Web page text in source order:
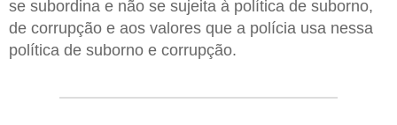
se subordina e não se sujeita à política de suborno,
de corrupção e aos valores que a polícia usa nessa
política de suborno e corrupção.